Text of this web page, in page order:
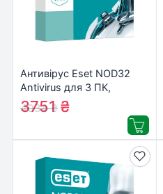
Антивірус Eset NOD32
Antivirus для 3 ПК,
лицензия на 2year
(16_3_2)
4034₴
3751₴